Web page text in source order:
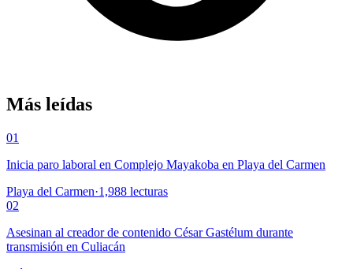
Más leídas
01
Inicia paro laboral en Complejo Mayakoba en Playa del Carmen
Playa del Carmen·1,988 lecturas
02
Asesinan al creador de contenido César Gastélum durante
transmisión en Culiacán